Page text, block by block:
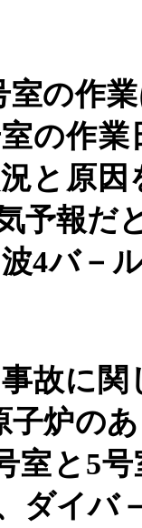
室の作
の作業
と原
予報だ
4バ－
故に
子炉の
室と 5号
ダイバ